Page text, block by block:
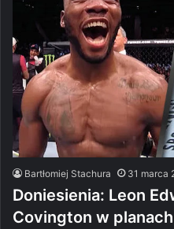
Bartłomiej Stachura 31 marca
Doniesienia: Leon
Covington w